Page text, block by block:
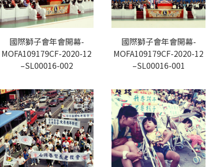
國際獅子會年會開幕-
MOFA109179CF-2020-12
–SL00016-002
國際獅子會年會開幕-
MOFA109179CF-2020-12
–SL00016-001